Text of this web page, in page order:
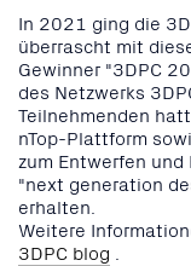
In 2021 ging die
überrascht mit
Gewinner "3DPC
des Netzwerks
Teilnehmenden
nTop-Plattform
zum Entwerfen
"next generation
erhalten.
Weitere
3DPC blog